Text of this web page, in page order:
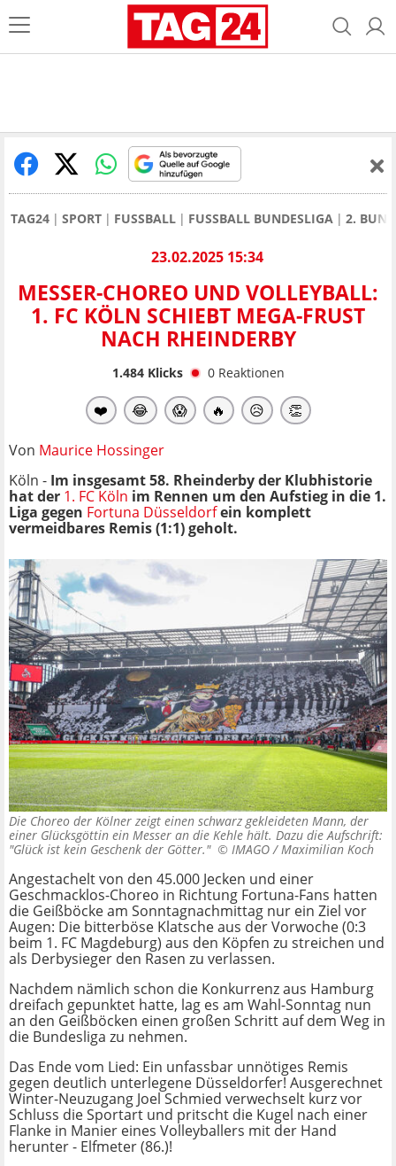
TAG24 SPORT FUSSBALL FUSSBALL BUNDESLIGA 2.
23.02.2025 15:34
MESSER-CHOREO UND VOLLEYBALL:
1. FC KÖLN SCHIEBT MEGA-FRUST
NACH RHEINDERBY
1.484Klicks 0 Reaktionen
❤️ 😂 😱 🔥 😥 👏
Von Maurice Hossinger
Köln - Im insgesamt 58. Rheinderby der Klubhistorie
hat der 1. FC Köln im Rennen um den Aufstieg in die 1.
Liga gegen Fortuna Düsseldorfein komplett
vermeidbares Remis (1:1) geholt.
Die Choreo der Kölner zeigt einen schwarz gekleideten Mann, der
einer Glücksgöttin ein Messer an die Kehle hält. Dazu die Aufschrift:
"Glück ist kein Geschenk der Götter." © IMAGO / Maximilian Koch
Angestachelt von den 45.000 Jecken und einer
Geschmacklos-Choreo in Richtung Fortuna-Fans hatten
die Geißböcke am Sonntagnachmittag nur ein Ziel vor
Augen: Die bitterböse Klatsche aus der Vorwoche (0:3
beim 1. FC Magdeburg) aus den Köpfen zu streichen und
als Derbysieger den Rasen zu verlassen.
Nachdem nämlich schon die Konkurrenz aus Hamburg
dreifach gepunktet hatte, lag es am Wahl-Sonntag nun
an den Geißböcken einen großen Schritt auf dem Weg in
die Bundesliga zu nehmen.
Das Ende vom Lied: Ein unfassbar unnötiges Remis
gegen deutlich unterlegene Düsseldorfer! Ausgerechnet
Winter-Neuzugang Joel Schmied verwechselt kurz vor
Schluss die Sportart und pritscht die Kugel nach einer
Flanke in Manier eines Volleyballers mit der Hand
herunter - Elfmeter (86.)!